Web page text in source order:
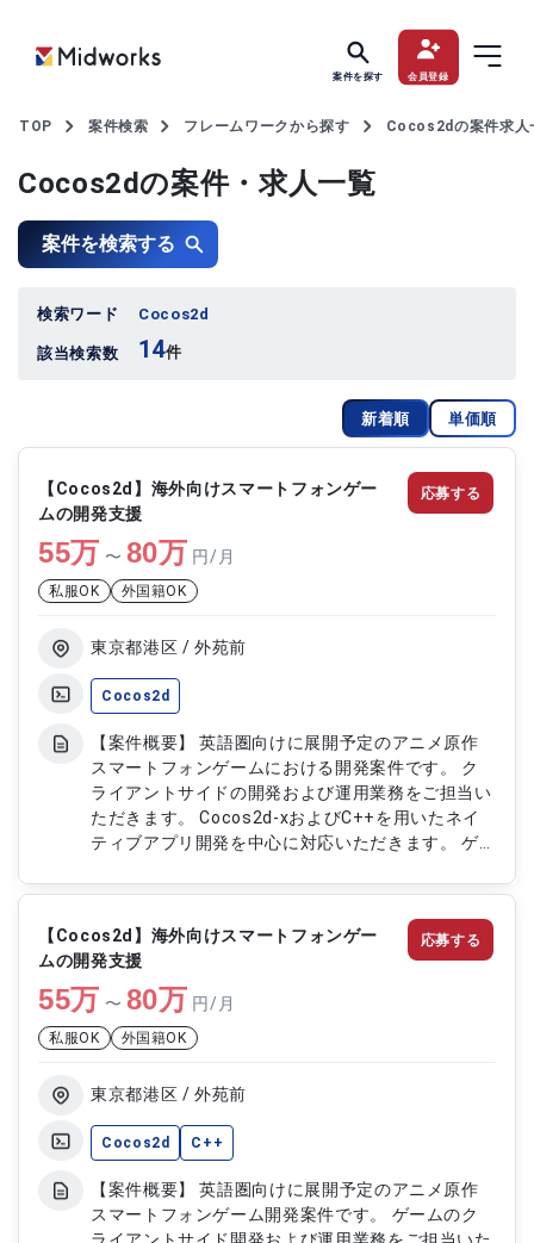
案件を探す 会員登録
TOP 案件検索 フレームワークから探す Cocos2dの案件求人
Cocos2dの案件・求人一覧
案件を検索する
検索ワード Cocos2d
該当検索数 14件
新着順 単価順
【Cocos2d】海外向けスマートフォンゲー
ムの開発支援
55万 〜 80万 円/月
私服OK 外国籍OK
東京都港区 / 外苑前
Cocos2d
【案件概要】 英語圏向けに展開予定のアニメ原作
スマートフォンゲームにおける開発案件です。 ク
ライアントサイドの開発および運用業務をご担当い
ただきます。 Cocos2d-xおよびC++を用いたネイ
ティブアプリ開発を中心に対応いただきます。 ゲ
まで幅広く携わることができる案件です。 【作業
内容】 ・Cocos2d-x、C++を用いたネイティブア
プリ開発 ・スマートフォンゲームの設計、プログ
ラミング、試験、リリース対応 ・サーバーサイド
通信、課金機能、UI関連開発 ・描画改善、インゲー
ム改修、SDK導入対応 ・ストア申請および運用保守
対応
応募する
【Cocos2d】海外向けスマートフォンゲー
ムの開発支援
55万 〜 80万 円/月
私服OK 外国籍OK
東京都港区 / 外苑前
Cocos2d C++
【案件概要】 英語圏向けに展開予定のアニメ原作
スマートフォンゲーム開発案件です。 ゲームのク
応募する